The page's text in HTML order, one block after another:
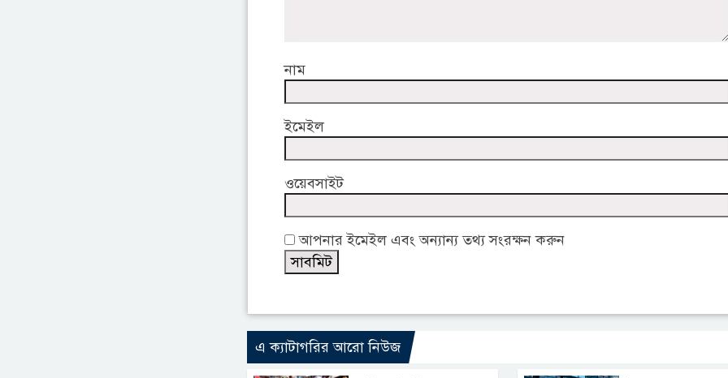
নাম
ইমেইল
ওয়েবসাইট
আপনার ইমেইল এবং অন্যান্য তথ্য সংরক্ষন করুন
এ ক্যাটাগরির আরো নিউজ